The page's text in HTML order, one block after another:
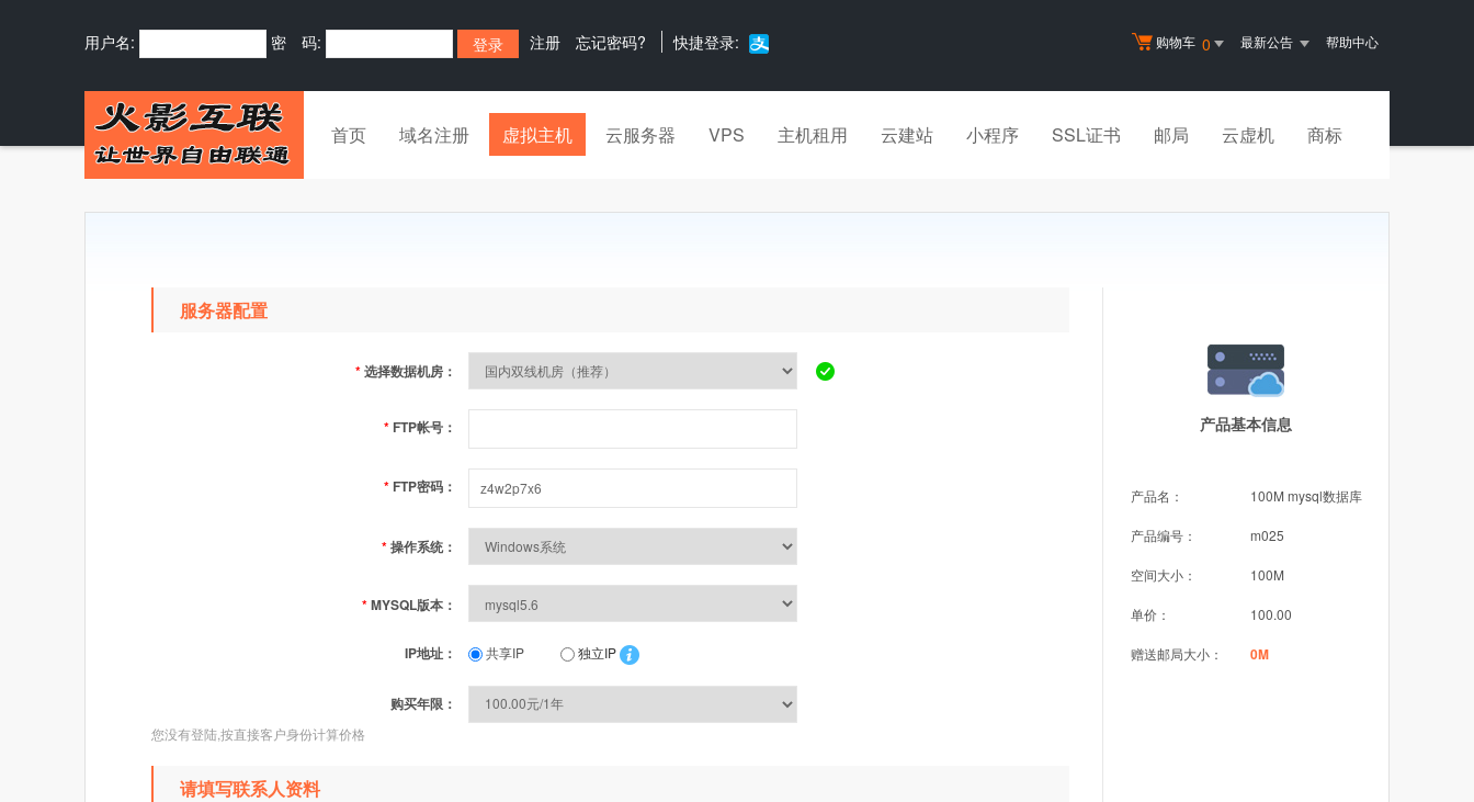
购物车 0 最新公告 帮助中心
用户名: 密 码: 注册 忘记密码? 快捷登录:
首页 域名注册 虚拟主机 云服务器 VPS 主机租用 云建站 小程序 SSL证书 邮局 云虚机 商标
产品基本信息
产品名： 100M mysql数据库
产品编号： m025
空间大小： 100M
单价： 100.00
赠送邮局大小： 0M
服务器配置
*选择数据机房：
* FTP帐号：
* FTP密码：
*操作系统：
*MYSQL版本：
IP地址： 共享IP 独立IP
购买年限：
您没有登陆,按直接客户身份计算价格
请填写联系人资料